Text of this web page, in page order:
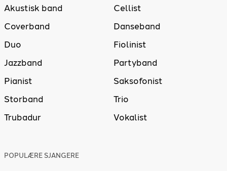
Akustisk band
Cellist
Coverband
Danseband
Duo
Fiolinist
Jazzband
Partyband
Pianist
Saksofonist
Storband
Trio
Trubadur
Vokalist
POPULÆRE SJANGERE